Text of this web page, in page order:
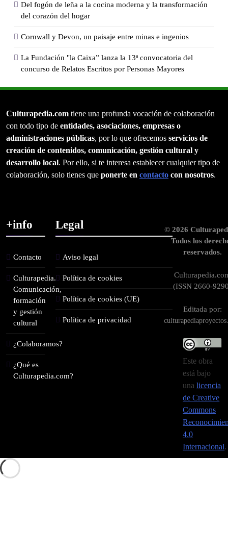
Del fogón de leña a la cocina moderna y la transformación
del corazón del hogar
Cornwall y Devon, un paisaje entre minas e ingenios
La Fundación "la Caixa” lanza la 13ª convocatoria del
concurso de Relatos Escritos por Personas Mayores
Culturapedia.com tiene una profunda vocación de colaboración
con todo tipo de entidades, asociaciones, empresas o
administraciones públicas, por lo que ofrecemos servicios de
creación de contenidos, comunicación, gestión cultural y
desarrollo local. Por ello, si te interesa establecer cualquier tipo de
colaboración, solo tienes que ponerte en contacto con nosotros.
+info
Contacto
Culturapedia.
Comunicación,
formación
y gestión
cultural
¿Colaboramos?
¿Qué es
Culturapedia.com?
Legal
Aviso legal
Política de cookies
Política de cookies (UE)
Política de privacidad
© 2026
Todos los
reservados.
(ISSN 2660-
Editada por:
Este obra
está bajo
unalicencia
de Creative
Commons
4.0
Internacional.